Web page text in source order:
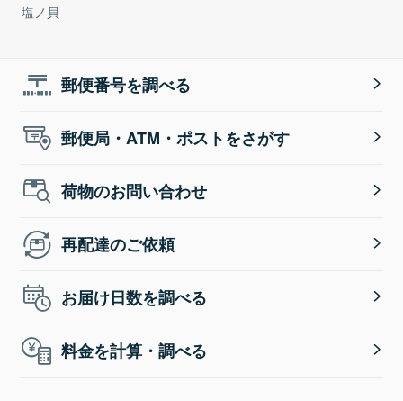
塩ノ貝
郵便番号を調べる
郵便局・ATM・ポストをさがす
荷物のお問い合わせ
再配達のご依頼
お届け日数を調べる
料金を計算・調べる